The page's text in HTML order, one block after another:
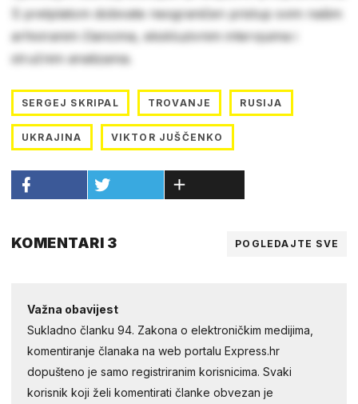
S pretplatom dobivate neograničen pristup svim našim
arhiviranim člancima, ekskluzivnim intervjuima i
stručnim analizama.
SERGEJ SKRIPAL TROVANJE RUSIJA
UKRAJINA VIKTOR JUŠČENKO
KOMENTARI 3 POGLEDAJTE SVE
Važna obavijest
Sukladno članku 94. Zakona o elektroničkim medijima,
komentiranje članaka na web portalu Express.hr
dopušteno je samo registriranim korisnicima. Svaki
korisnik koji želi komentirati članke obvezan je